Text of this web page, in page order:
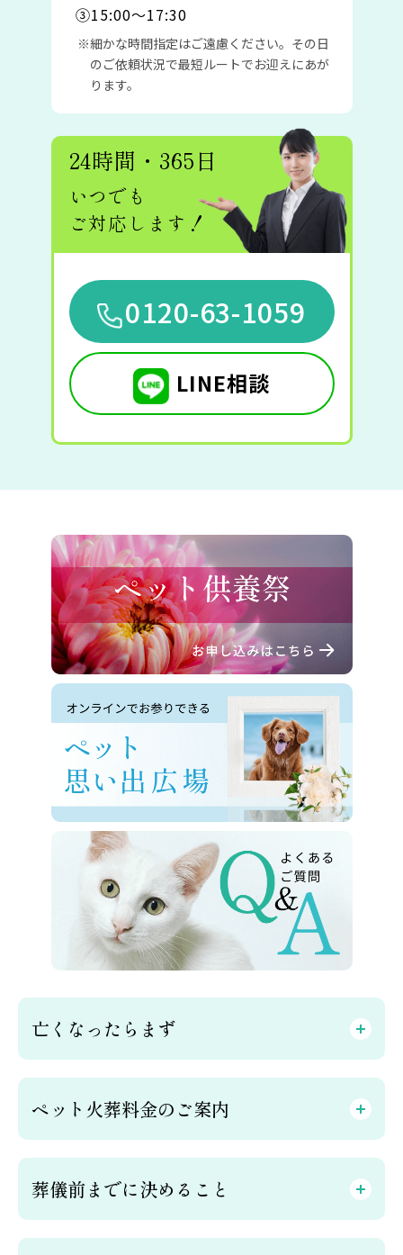
③15:00〜17:30
細かな時間指定はご遠慮ください。その日
のご依頼状況で最短ルートでお迎えにあが
ります。
24時間・365日
いつでも
ご対応します！
0120-63-1059
LINE相談
亡くなったらまず
ペット火葬料金のご案内
葬儀前までに決めること